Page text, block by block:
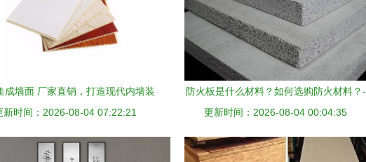
成墙面 厂家直销，打造现代内墙装
饰新典范
新时间：2026-08-04 07:22:21
防火板是什么材料？如何选购防火材料？-
手机房天下知识 室内装饰材料
更新时间：2026-08-04 00:04:35